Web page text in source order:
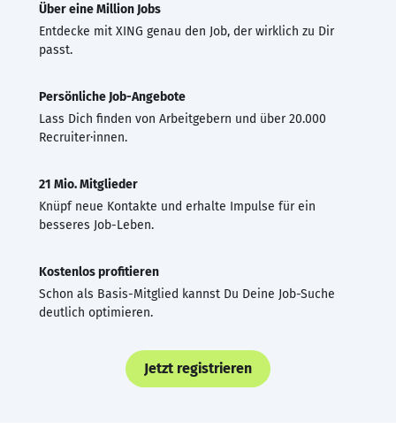
Über eine Million Jobs
Entdecke mit XING genau den Job, der wirklich zu Dir
passt.
Persönliche Job-Angebote
Lass Dich finden von Arbeitgebern und über 20.000
Recruiter·innen.
21 Mio. Mitglieder
Knüpf neue Kontakte und erhalte Impulse für ein
besseres Job-Leben.
Kostenlos profitieren
Schon als Basis-Mitglied kannst Du Deine Job-Suche
deutlich optimieren.
Jetzt registrieren